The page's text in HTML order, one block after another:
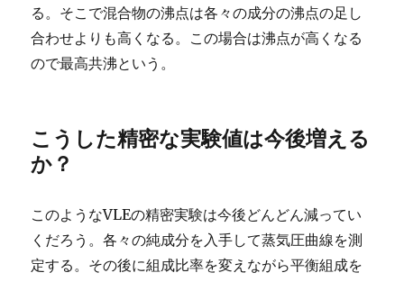
る。そこで混合物の沸点は各々の成分の沸点の足し
合わせよりも高くなる。この場合は沸点が高くなる
ので最高共沸という。
こうした精密な実験値は今後増える
か？
このようなVLEの精密実験は今後どんどん減ってい
くだろう。各々の純成分を入手して蒸気圧曲線を測
定する。その後に組成比率を変えながら平衡組成を